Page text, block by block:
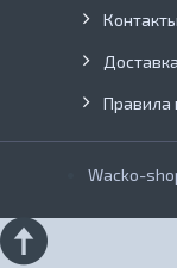
Контакты
Правила
Wacko-